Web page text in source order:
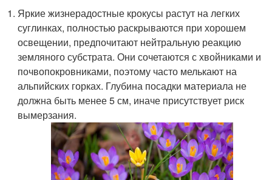
Яркие жизнерадостные крокусы растут на легких
суглинках, полностью раскрываются при хорошем
освещении, предпочитают нейтральную реакцию
земляного субстрата. Они сочетаются с хвойниками и
почвопокровниками, поэтому часто мелькают на
альпийских горках. Глубина посадки материала не
должна быть менее 5 см, иначе присутствует риск
вымерзания.